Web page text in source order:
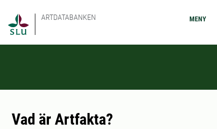
ARTDATABANKEN MENY
Vad är Artfakta?